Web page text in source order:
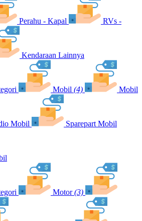
Perahu - Kapal RVs -
Kendaraan Lainnya
Mobil (4) Mobil
Mobil Sparepart Mobil
Motor (3)